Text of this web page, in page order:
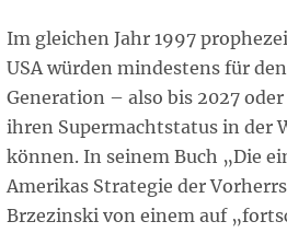
Im gleichen Jahr 1997
USA würden mindestens für
Generation – also bis 2027
ihren Supermachtstatus in der
können. In seinem Buch „Die
Amerikas Strategie der
Brzezinski von einem auf